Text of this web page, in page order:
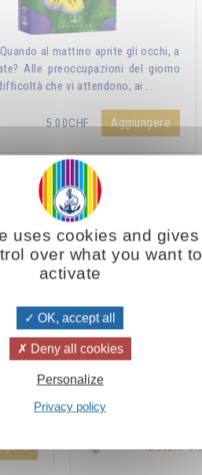
al mattino aprite gli occhi, a
Alle preoccupazioni del giorno
che vi attendono, ai …
5.00CHF Aggiungere
per
!
Vous voulez
Combien les
s’imaginent que
Non, pour s’enrichir, il
12.00CHF
uses cookies and gives
over what you want to
activate
OK, accept all
Deny all cookies
Personalize
Privacy policy